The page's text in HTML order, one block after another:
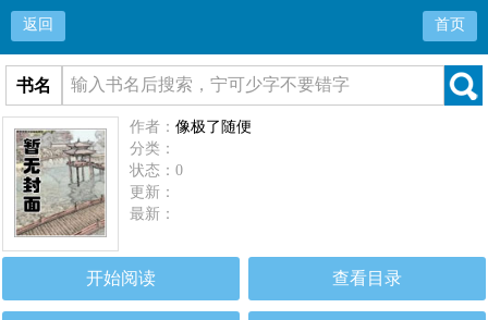
返回 首页
书名
作者：像极了随便
分类：
状态：0
更新：
最新：
开始阅读 查看目录